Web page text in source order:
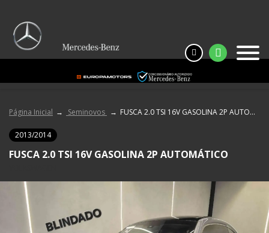
Página Inicial Seminovos FUSCA 2.0 TSI 16V GASOLINA 2P AUTOMÁTICO
2013/2014
FUSCA 2.0 TSI 16V GASOLINA 2P AUTOMÁTICO